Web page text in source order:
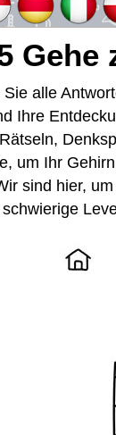
Gehe
alle
Ihre
um Ihr
sind hier,